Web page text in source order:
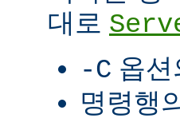
대로
-C 옵션
명령행